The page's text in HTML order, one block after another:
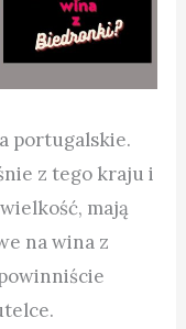
portugalskie.
z tego kraju i
mają
na wina z